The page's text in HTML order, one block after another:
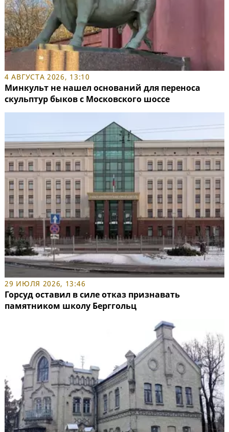
4 АВГУСТА 2026, 13:10
Минкульт не нашел оснований для переноса
скульптур быков с Московского шоссе
29 ИЮЛЯ 2026, 13:46
Горсуд оставил в силе отказ признавать
памятником школу Берггольц